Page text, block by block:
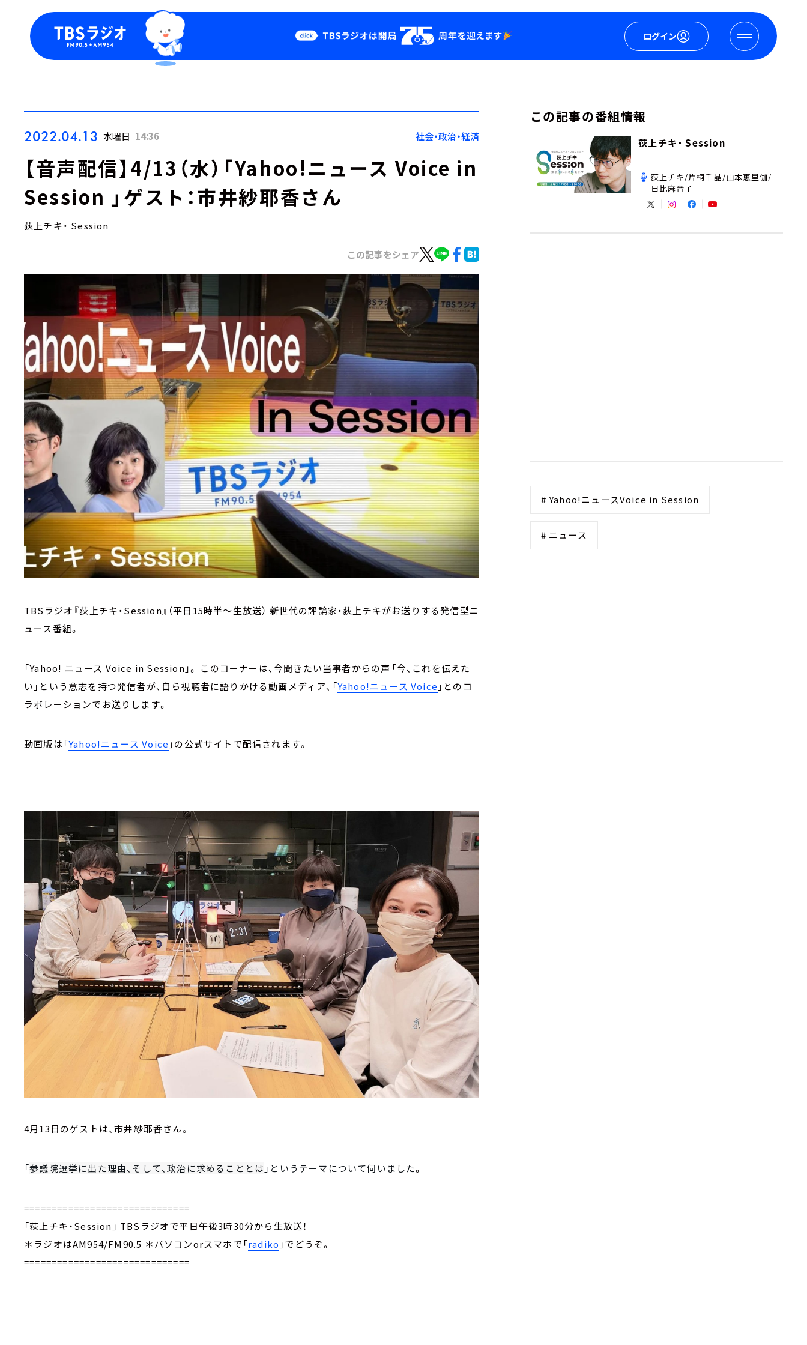
ログイン
Podcast
YouTube
会社情報
2022.04.13 水曜日 14:36 社会・政治・経済
【音声配信】4/13（水）「Yahoo!ニュース Voice in
Session 」ゲスト：市井紗耶香さん
荻上チキ・ Session
この記事をシェア
TBSラジオ『荻上チキ・Session』（平日15時半～生放送） 新世代の評論家・荻上チキがお送りする発信型ニ
ュース番組。
「Yahoo! ニュース Voice in Session」。 このコーナーは、今聞きたい当事者からの声――「今、これを伝えた
い」という意志を持つ発信者が、自ら視聴者に語りかける動画メディア、「Yahoo!ニュース Voice 」とのコ
ラボレーションでお送りします。
動画版は「Yahoo!ニュース Voice 」の公式サイトで配信されます。
4月13日のゲストは、市井紗耶香さん。
「参議院選挙に出た理由、そして、政治に求めることとは 」というテーマについて伺いました。
==============================
「荻上チキ・Session」 TBSラジオで平日午後3時30分から生放送！
＊ラジオはAM954/FM90.5 ＊パソコンorスマホで「radiko 」でどうぞ。
==============================
この記事の番組情報
荻上チキ・ Session
荻上チキ/片桐千晶/山本恵里伽/
日比麻音子
# Yahoo!ニュースVoice in Session
# ニュース